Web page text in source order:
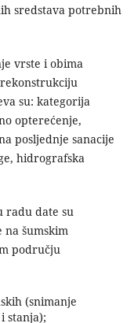
sredstava potrebnih
vrste i obima
su: kategorija
opterećenje,
posljednje sanacije
hidrografska
radu date su
na šumskim
području
(snimanje
stanja);